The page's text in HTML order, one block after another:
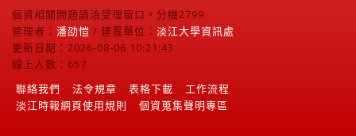
個資相關問題請洽受理窗口，分機2799
管理者： 潘劭愷 / 建置單位： 淡江大學資訊處
更新日期：2026-08-06 10:21:43
線上人數：657
聯絡我們
法令規章 表格下載
工作流程
淡江時報網頁使用規則
個資蒐集聲明專區